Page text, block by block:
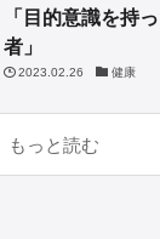
「目的意識を持
者」
2023.02.26 健康
もっと読む